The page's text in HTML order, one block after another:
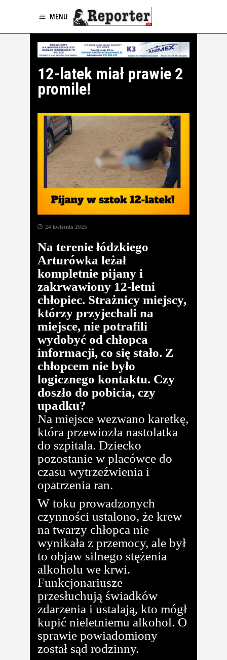
MENU
12-latek miał prawie 2
promile!
24 kwietnia 2025
Na terenie łódzkiego
Arturówka leżał
kompletnie pijany i
zakrwawiony 12-letni
chłopiec. Strażnicy miejscy,
którzy przyjechali na
miejsce, nie potrafili
wydobyć od chłopca
informacji, co się stało. Z
chłopcem nie było
logicznego kontaktu. Czy
doszło do pobicia, czy
upadku?
Na miejsce wezwano karetkę,
która przewiozła nastolatka
do szpitala. Dziecko
pozostanie w placówce do
czasu wytrzeźwienia i
opatrzenia ran.
W toku prowadzonych
czynności ustalono, że krew
na twarzy chłopca nie
wynikała z przemocy, ale był
to objaw silnego stężenia
alkoholu we krwi.
Funkcjonariusze
przesłuchują świadków
zdarzenia i ustalają, kto mógł
kupić nieletniemu alkohol. O
sprawie powiadomiony
został sąd rodzinny.